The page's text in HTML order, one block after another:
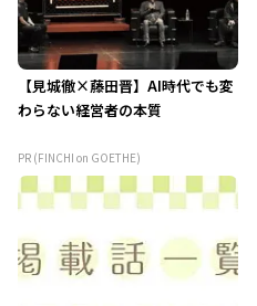
【見城徹×藤田晋】AI時代でも変
わらない経営者の本質
PR (FINCHI on GOETHE)